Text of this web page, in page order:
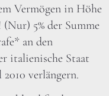
Vermögen in Höhe
5% der Summe
an den
italienische Staat
verlängern.